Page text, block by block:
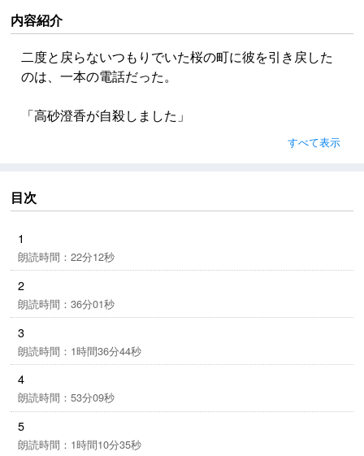
内容紹介
二度と戻らないつもりでいた桜の町に彼を引き戻した
のは、一本の電話だった。
「高砂澄香が自殺しました」
澄香――それは彼の青春を彩る少女の名で、彼の心を
た少女の名だ。
澄香の死を確かめるべく桜の町に舞い戻った彼は、か
つての澄香と瓜二つの分身と出会う。
あの頃と同じことが繰り返されようとしている、と彼
は思う。
ただしあの頃と異なるのは、彼が欺く側で、彼女が欺
かれる側だということだ。
人の「本当」が見えなくなった現代の、痛く、悲しい
罪を描く、圧巻の青春ミステリー!
すべて表示
目次
1
朗読時間：22分12秒
2
朗読時間：36分01秒
3
朗読時間：1時間36分44秒
4
朗読時間：53分09秒
5
朗読時間：1時間10分35秒